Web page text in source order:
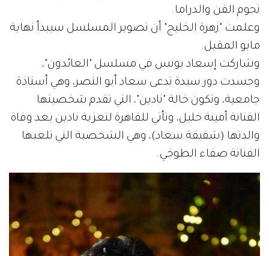
نجوم الفن والدراما.
وعلمت "زهرة الخليج" أن تصوير المسلسل سيبدأ نهاية
مايو المقبل.
وشاركت إسعاد يونس في مسلسل "العائدون"،
وجسدت دور سيدة تدعى سعاد أبو النصر، وهي أستاذة
جامعية، وتكون خالة "نادين"، التي تقدم شخصيتها
الفنانة أمينة خليل، وتأتي للقاهرة لتعزية نادين بعد وفاة
والدتها (شقيقة سعاد)، وهي الشخصية التي تلعبها
الفنانة صفاء الطوخي.